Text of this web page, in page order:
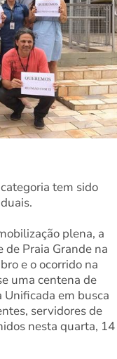
tem sido
plena, a
Praia Grande na
e o ocorrido na
uma centena de
em busca
servidores de
nesta quarta, 14